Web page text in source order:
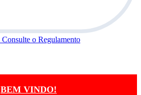
Consulte o Regulamento
BEM VINDO!